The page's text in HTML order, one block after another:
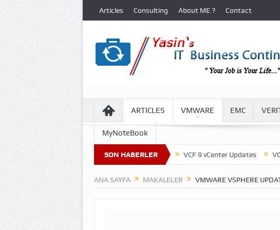
Articles Consulting About ME ? Contact
ARTICLES VMWARE EMC
MyNoteBook
SON HABERLER
Files in VCF 9 Environment VCF 9 vCenter Updates VCF Operations
ANA SAYFA MAKALELER VMWARE VSPHERE